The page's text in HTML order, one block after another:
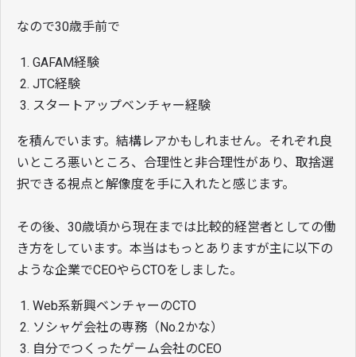
なので30歳手前で
GAFAM経験
JTC経験
スタートアップベンチャー経験
を積んでいます。結構レアかもしれません。それぞれ良
いところ悪いところ、合理性と非合理性があり、取捨選
択できる視点と解像度を手に入れたと感じます。
その後、30歳頃から現在までは比較的経営者としての働
き方をしています。本当はもっとありますが主に以下の
ような企業でCEOやらCTOをしました。
Web系新興ベンチャーのCTO
ソシャゲ会社の専務（No.2かな）
自分でつくったゲーム会社のCEO